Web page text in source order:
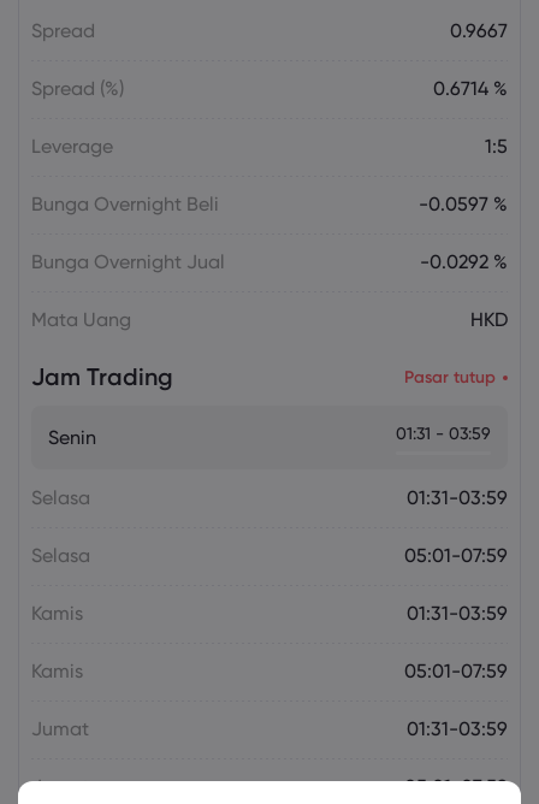
US-EU Relations: Russia Sanctions Unite
Spread 0.9667
Spread (%) 0.6714 %
Leverage 1:5
Bunga Overnight Beli -0.0597 %
Bunga Overnight Jual -0.0292 %
Mata Uang HKD
Jam Trading Pasar tutup
Senin 01:31 - 03:59
Selasa 01:31-03:59
Selasa 05:01-07:59
Kamis 01:31-03:59
Kamis 05:01-07:59
Jumat 01:31-03:59
Jumat 05:01-07:59